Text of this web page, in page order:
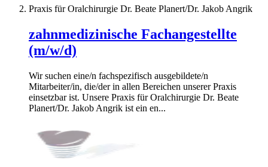
Praxis für Oralchirurgie Dr. Beate Planert/Dr. Jakob Angrik
zahnmedizinische Fachangestellte
(m/w/d)
Wir suchen eine/n fachspezifisch ausgebildete/n
Mitarbeiter/in, die/der in allen Bereichen unserer Praxis
einsetzbar ist. Unsere Praxis für Oralchirurgie Dr. Beate
Planert/Dr. Jakob Angrik ist ein en...